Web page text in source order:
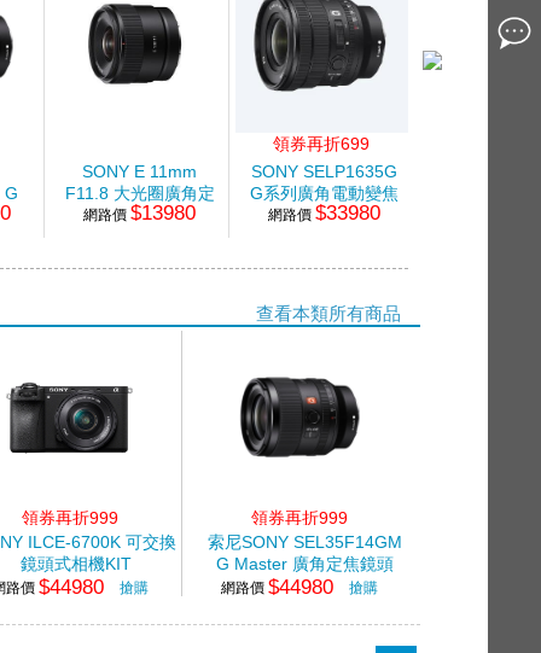
G
SONY E 11mm
F11.8 大光圈廣角定
焦鏡頭
網路價$13980
領券再折699
SONY SELP1635G
G系列廣角電動變焦
鏡頭
網路價$33980
查看本類所有商品
領券再折999
ILCE-6700K 可交換
鏡頭式相機KIT
路價 $44980 搶購
領券再折999
索尼SONY SEL35F14GM
G Master 廣角定焦鏡頭
網路價 $44980 搶購